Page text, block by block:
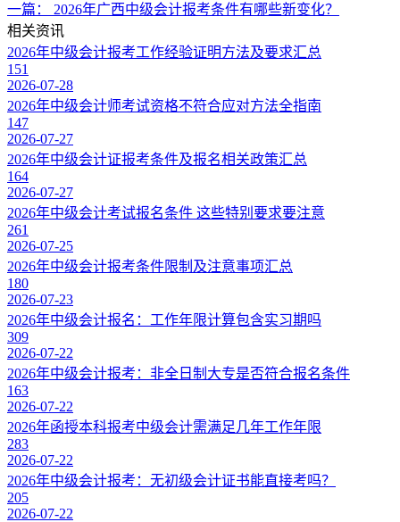
一篇： 2026年广西中级会计报考条件有哪些新变化？
相关资讯
2026年中级会计报考工作经验证明方法及要求汇总
151
2026-07-28
2026年中级会计师考试资格不符合应对方法全指南
147
2026-07-27
2026年中级会计证报考条件及报名相关政策汇总
164
2026-07-27
2026年中级会计考试报名条件 这些特别要求要注意
261
2026-07-25
2026年中级会计报考条件限制及注意事项汇总
180
2026-07-23
2026年中级会计报名：工作年限计算包含实习期吗
309
2026-07-22
2026年中级会计报考：非全日制大专是否符合报名条件
163
2026-07-22
2026年函授本科报考中级会计需满足几年工作年限
283
2026-07-22
2026年中级会计报考：无初级会计证书能直接考吗？
205
2026-07-22